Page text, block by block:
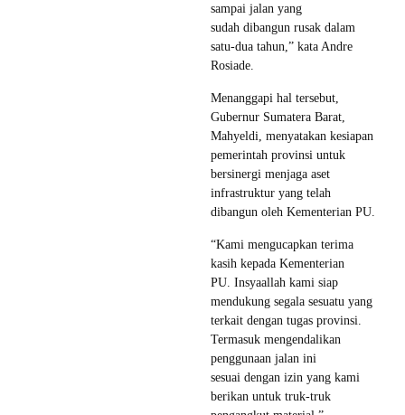
sampai jalan yang
sudah dibangun rusak dalam
satu-dua tahun,” kata Andre
Rosiade.
Menanggapi hal tersebut,
Gubernur Sumatera Barat,
Mahyeldi, menyatakan kesiapan
pemerintah provinsi untuk
bersinergi menjaga aset
infrastruktur yang telah
dibangun oleh Kementerian PU.
“Kami mengucapkan terima
kasih kepada Kementerian
PU. Insyaallah kami siap
mendukung segala sesuatu yang
terkait dengan tugas provinsi.
Termasuk mengendalikan
penggunaan jalan ini
sesuai dengan izin yang kami
berikan untuk truk-truk